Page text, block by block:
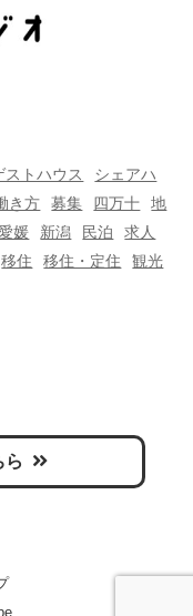
ストハウス
シェアハ
き方 募集 四万十
地
媛 新潟 民泊
求人
移住 移住・定住
観光
ら